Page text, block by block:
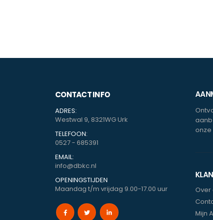
CONTACT INFO
ADRES:
Westwal 9, 8321WG Urk
TELEFOON:
0527 - 685391
EMAIL:
info@dbkc.nl
OPENINGSTIJDEN
Maandag t/m vrijdag 9.00-17.00 uur
onze
Over
Mijn